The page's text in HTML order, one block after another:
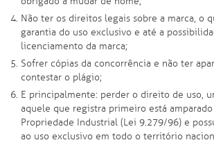
Não ter os direitos legais sobre a marca, o
garantia do uso exclusivo e até a
licenciamento da marca;
Sofrer cópias da concorrência e não ter
contestar o plágio;
E principalmente: perder o direito de uso,
aquele que registra primeiro está
Propriedade Industrial (Lei 9.279/96) e
ao uso exclusivo em todo o território